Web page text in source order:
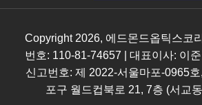
Copyright 2026, 에드몬드옵틱스코
번호: 110-81-74657 | 대표이사: 이
신고번호: 제 2022-서울마포-0965
포구 월드컵북로 21, 7층 (서교